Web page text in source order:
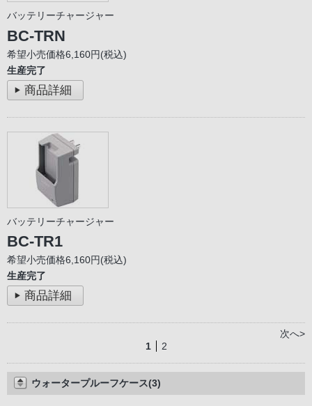
バッテリーチャージャー
BC-TRN
希望小売価格6,160円(税込)
生産完了
商品詳細
バッテリーチャージャー
BC-TR1
希望小売価格6,160円(税込)
生産完了
商品詳細
次へ>
1
2
ウォータープルーフケース(3)